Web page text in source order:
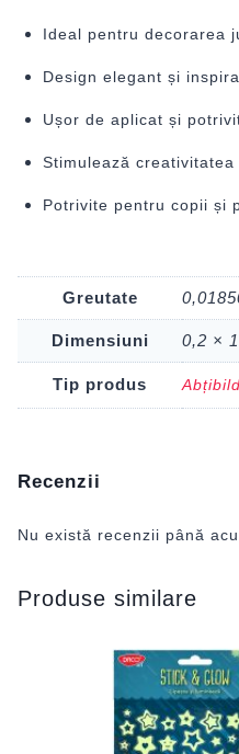
Ideal pentru decorarea
Design elegant și
Ușor de aplicat și
Stimulează creativitatea
Potrivite pentru copii și
Greutate
Dimensiuni 0,2 ×
Tip produs
Recenzii
Nu există recenzii până
Produse similare